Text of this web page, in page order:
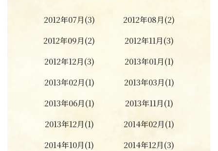
2012年07月(3)
2012年08月(2)
2012年09月(2)
2012年11月(3)
2012年12月(3)
2013年01月(1)
2013年02月(1)
2013年03月(1)
2013年06月(1)
2013年11月(1)
2013年12月(1)
2014年02月(1)
2014年10月(1)
2014年12月(3)